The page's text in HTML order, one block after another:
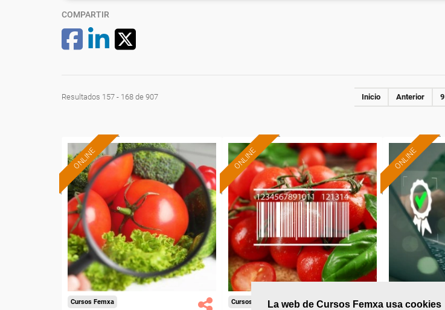
La web de Cursos Femxa usa cookies
COMPARTIR
Resultados 157 - 168 de 907 Inicio Anterior 9
ONLINE
Cursos Femxa
ONLINE
Cursos Femxa
ONLINE
Cursos Femxa